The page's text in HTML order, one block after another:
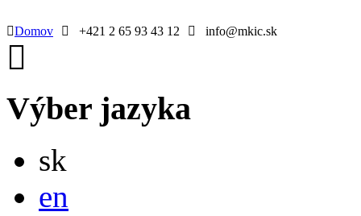
Domov +421 2 65 93 43 12 info@mkic.sk
Výber jazyka
sk
en